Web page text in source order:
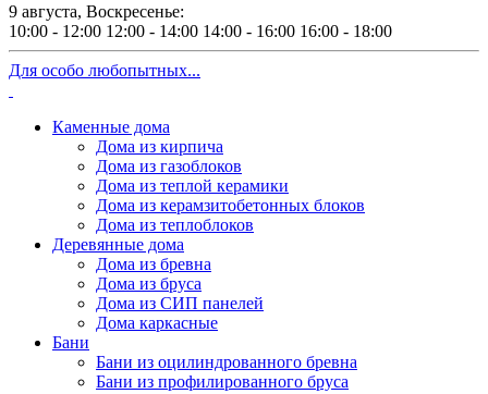
9 августа, Воскресенье:
10:00 - 12:00 12:00 - 14:00 14:00 - 16:00 16:00 - 18:00
Для особо любопытных...
Каменные дома
Дома из кирпича
Дома из газоблоков
Дома из теплой керамики
Дома из керамзитобетонных блоков
Дома из теплоблоков
Деревянные дома
Дома из бревна
Дома из бруса
Дома из СИП панелей
Дома каркасные
Бани
Бани из оцилиндрованного бревна
Бани из профилированного бруса